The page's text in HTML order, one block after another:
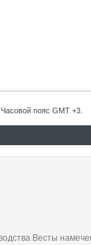
. Часовой пояс GMT +3.
Весты